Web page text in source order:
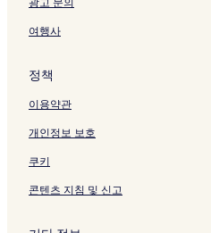
o
n
P
r
k
페
이
를
여행사
정책
이용약관
개인정보 보호
쿠키
콘텐츠 지침 및 신고